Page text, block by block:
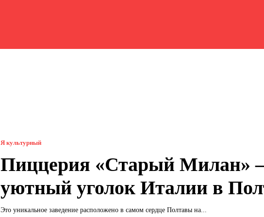
Я культурный
Пиццерия «Старый Милан»
уютный уголок Италии в
Это уникальное заведение расположено в самом сердце Полтавы на...